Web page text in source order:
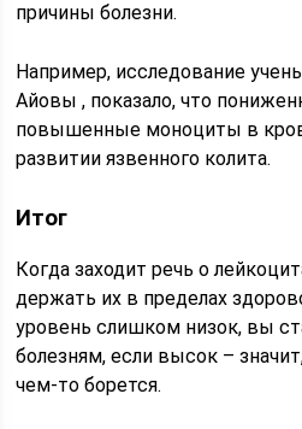
причины болезни.
Например, исследование
Айовы , показало, что
повышенные моноциты в
развитии язвенного колита.
Итог
Когда заходит речь о
держать их в пределах
уровень слишком низок, вы
болезням, если высок –
чем-то борется.